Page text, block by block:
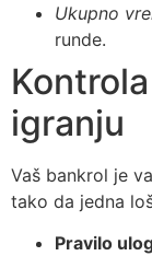
Ukupno
runde.
igranju
Vaš bankrol je
tako da jedna
Pravilo